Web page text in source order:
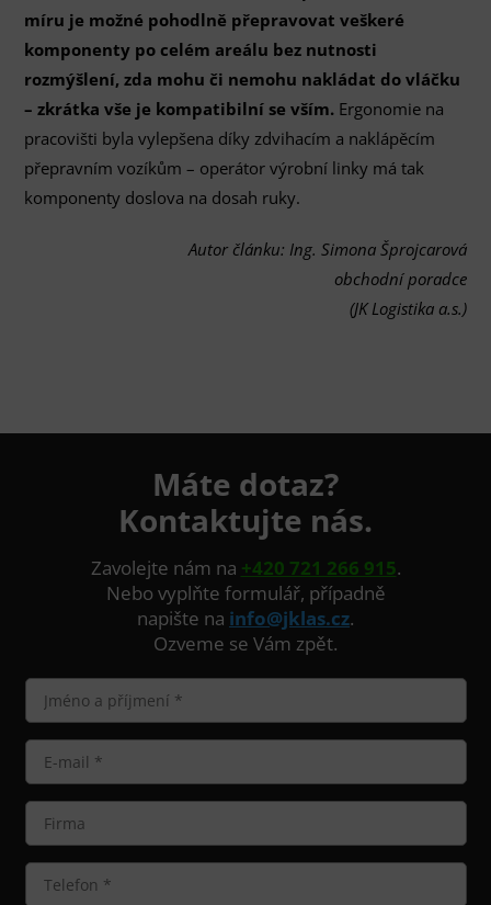
míru je možné pohodlně přepravovat veškeré
komponenty po celém areálu bez nutnosti
rozmýšlení, zda mohu či nemohu nakládat do vláčku
– zkrátka vše je kompatibilní se vším. Ergonomie na
pracovišti byla vylepšena díky zdvihacím a naklápěcím
přepravním vozíkům – operátor výrobní linky má tak
komponenty doslova na dosah ruky.
Autor článku: Ing. Simona Šprojcarová
obchodní poradce
(JK Logistika a.s.)
Máte dotaz?
Kontaktujte nás.
Zavolejte nám na +420 721 266 915.
Nebo vyplňte formulář, případně
napište na info@jklas.cz.
Ozveme se Vám zpět.